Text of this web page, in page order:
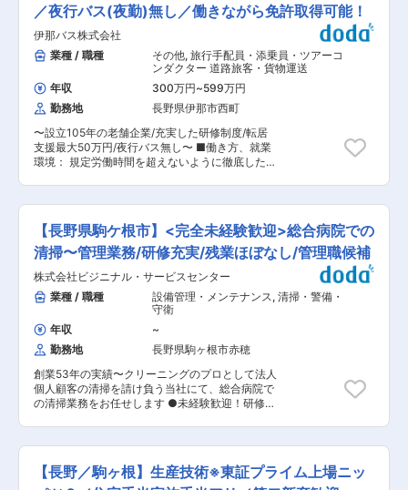
パス： 組立のスキルが向上していけば、顧客先で
の調整など、より責任のある業務をご担当いただ
きます。また、設計職などキャリアチェンジも相
談できます。 ■組織構成： 組立は12名が在籍し
トメーション（FA）で高い技術力を誇り、国内ト
ップ級メーカーとの取引実績が豊富。 ☆事例：
IoT対応のクリームハンダ印刷機の開発 └熟練者
の経験に頼っていた印刷工程の自動化に挑戦。世
界中をネットでつないで管理できるようなシステ
ムを開発しています。 ◇自社一貫生産体制を構築
め、多様な技術に触れることができます。 ◇入社
直後の現場研修があり、業務内容の理解を深める
やフレックス制度など、働きやすい環境づくりに
努めています。
細： ・当社で設計・製造を行う自動化設備で使用
する加工部品を、社内加工部門で加工を行うか、
外注業者へ発注するかの選定。 ・常に取引先の情
報を取得し、QCDのバランスを意識した「攻め」
の調達をしていただきます。 ・当社経営を影で支
える重要なポジションです。 ※あなたが培ってこ
られた加工業務のご経験を通じて、当社の調達部
門で活躍してみませんか？ ■組織について： ・
調達部門（3名）に配属予定です。 ・調達業務に
関する知識はOJTベースで教育していきますの
で、ご安心ください。 ■当ポジションの魅力：
・基本的には定時の範囲内で業務をしております
が、フレックスタイム制度を導入しており、働き
チェンジ可能です。 ・将来的には、外注戦略・原
価改善を担う中核調達メンバーへ！ ・加工経験を
活かし、調達判断の精度が上がるほど評価・年収
に反映 ■当社について： ・1959年創業、コネク
ターの自動組み立て機などをオーダーに応じて生
産する、FA機器メーカーです。 ・「お客様への
付加価値創造最大化」をめざし、開発から設計、
加工、組立までを一貫生産で手掛けており、お客
様の細かいオーダーにも 早いスピードで対応でき
るため、特注品に特化した事業展開をしていま
す。 ・これまで培ってきた技術力を磨き、新たな
付加価値創造へのチャレンジにも取り組んでいま
す。 ・例えば、今年はIoT対応のクリームハンダ
印刷工程の自動化にも挑戦。世界中をネットでつ
ないで管理できるようなシステムを開発していま
ーオートメーションにイノベーションを起こして
／夜行バス(夜勤)無し／働きながら免許取得可能！
伊那バス株式会社
業種 / 職種
その他, 旅行手配員・添乗員・ツアーコ
ンダクター 道路旅客・貨物運送
年収
300万円~599万円
勤務地
長野県伊那市西町
〜設立105年の老舗企業/充実した研修制度/転居
支援最大50万円/夜行バス無し〜 ■働き方、就業
環境： 規定労働時間を超えないように徹底した管
担当業務に応じて運転練習を実施していきます。
研修やサポート体制が整っておりますので安全運
転技術を比較的早くスキルアップする事が可能で
す。バス運転士の年代割合20〜30代／15％、
40〜50代／65％、60代／20％、平均勤続年数
14年 ■概要： 当社が運行する路線バス、高速バ
ス、貸切バスの運転業務全般をお任せします ■担
当業務： 日々の通勤や通学、お出かけにご利用頂
く路線・高速バス運転業務 (路線：伊那市内を中
心とした路線を担当／高速：長野県外の運行も担
当頂きます) 観光や学校行事などにご利用頂く貸
切・観光バス運転業務 (長野県外へのバス運行な
ども担当頂きます) 営業所内の路線は全て担当頂
く予定です ■業務内容詳細： 路線バスから高速
バスの運転業務を経て、経験などにより貸切・観
光バス業務などへの配置換えがあります。就業場
バスが無いので深夜勤務が無く、ワークライフバ
ランスに優れた勤務体系が可能です。 ■組織構
【長野県駒ケ根市】<完全未経験歓迎>総合病院での
清掃〜管理業務/研修充実/残業ほぼなし/管理職候補
株式会社ビジニナル・サービスセンター
業種 / 職種
設備管理・メンテナンス, 清掃・警備・
守衛
年収
~
勤務地
長野県駒ヶ根市赤穂
創業53年の実績〜クリーニングのプロとして法人
個人顧客の清掃を請け負う当社にて、総合病院で
の清掃業務をお任せします ●未経験歓迎！研修も
理職候補の募集です！現場で経験を積み、スキル
アップを目指してくださいね ■業務詳細：【変更
の範囲：無】 昭和伊南総合病院（駒ケ根市）での
【長野／駒ヶ根】生産技術※東証プライム上場ニッ